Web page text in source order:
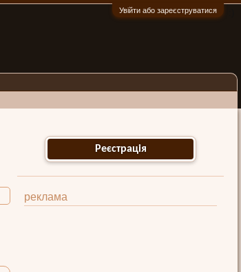
Увійти або зареєструватися
Реєстрація
реклама